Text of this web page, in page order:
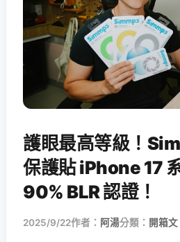
護眼最高等級！
保護貼 iPhone 17
90% BLR 認證！
2025/9/22作者： 阿湯分類： 開箱文